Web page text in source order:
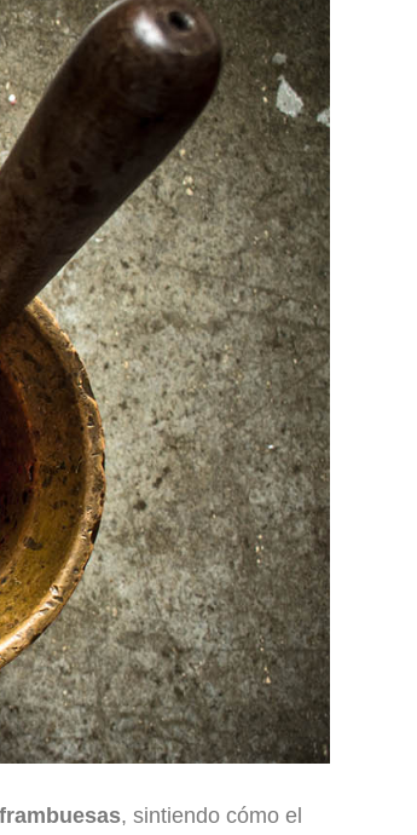
, sintiendo cómo el